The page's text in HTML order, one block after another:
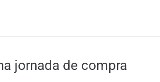
jornada de compra